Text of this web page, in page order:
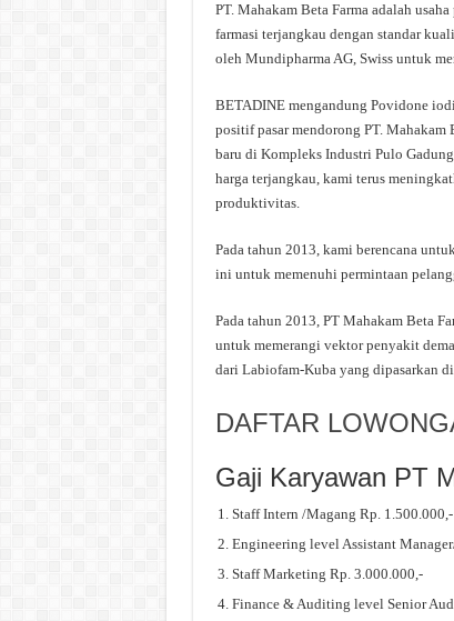
PT. Mahakam Beta Farma adalah
farmasi terjangkau dengan standar
oleh Mundipharma AG, Swiss untuk
BETADINE mengandung Povidone
positif pasar mendorong PT.
baru di Kompleks Industri Pulo
harga terjangkau, kami terus
produktivitas.
Pada tahun 2013, kami berencana
ini untuk memenuhi permintaan
Pada tahun 2013, PT Mahakam Beta
untuk memerangi vektor penyakit
dari Labiofam-Kuba yang dipasarkan
DAFTAR
Gaji Karyawan PT
Staff Intern /Magang Rp.
Engineering level Assistant
Staff Marketing Rp. 3.000.000,-
Finance & Auditing level Senior